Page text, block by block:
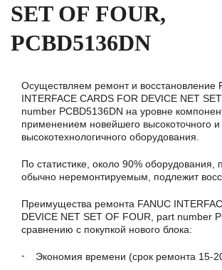
SET OF FOUR,
PCBD5136DN
Осуществляем ремонт и восстановление
INTERFACE CARDS FOR DEVICE NET
number PCBD5136DN на уровне
применением новейшего высокоточного и
высокотехнологичного оборудования.
По статистике, около 90% оборудования,
обычно неремонтируемым, подлежит
Преимущества ремонта FANUC
DEVICE NET SET OF FOUR, part number
сравнению с покупкой нового блока:
Экономия времени (срок ремонта 15-